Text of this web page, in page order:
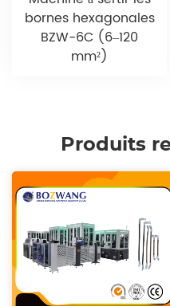
bornes hexagonales
BZW-6C (6–120
mm²)
Produits